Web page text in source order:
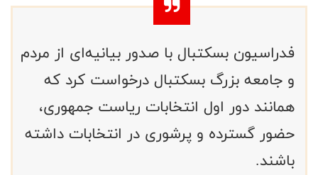
فدراسیون بسکتبال با صدور بیانیه‌ای از مردم
و جامعه بزرگ بسکتبال درخواست کرد که
همانند دور اول انتخابات ریاست جمهوری،
حضور گسترده و پرشوری در انتخابات داشته
باشند.